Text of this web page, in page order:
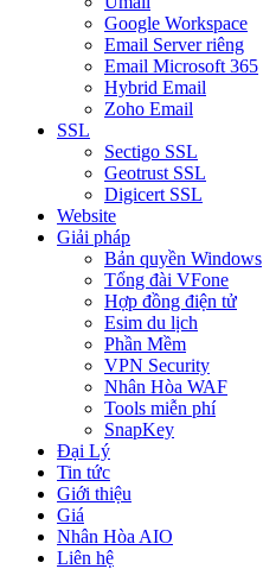
Google Workspace
Email Server riêng
Email Microsoft 365
Hybrid Email
Zoho Email
SSL
Sectigo SSL
Geotrust SSL
Digicert SSL
Website
Giải pháp
Bản quyền Windows
Tổng đài VFone
Hợp đồng điện tử
Esim du lịch
Phần Mềm
VPN Security
Nhân Hòa WAF
Tools miễn phí
SnapKey
Đại Lý
Tin tức
Giới thiệu
Giá
Nhân Hòa AIO
Liên hệ